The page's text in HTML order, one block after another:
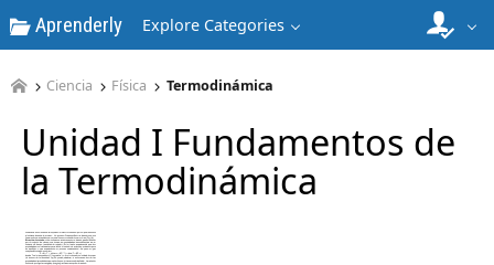
Aprenderly Explore Categories
Ciencia Física Termodinámica
Unidad I Fundamentos de
la Termodinámica
3